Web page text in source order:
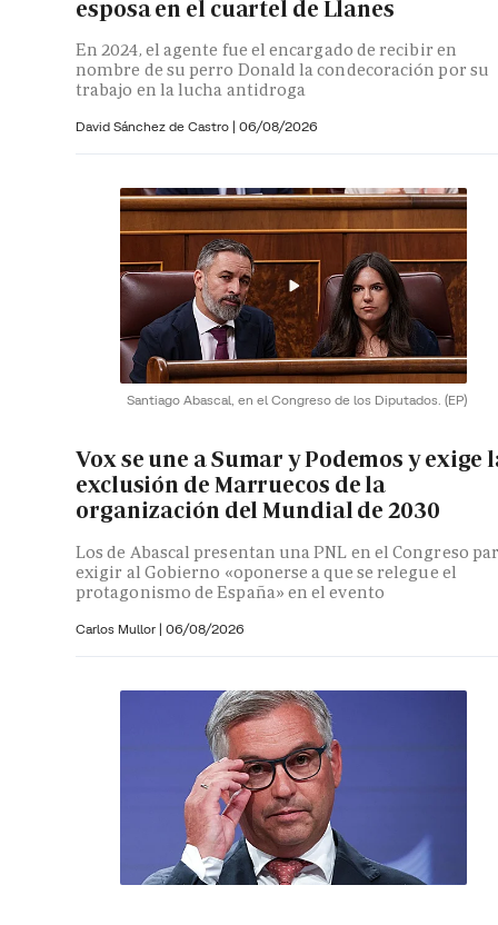
esposa en el cuartel de Llanes
En 2024, el agente fue el encargado de recibir en
nombre de su perro Donald la condecoración por su
trabajo en la lucha antidroga
David Sánchez de Castro | 06/08/2026
Santiago Abascal, en el Congreso de los Diputados. (EP)
Vox se une a Sumar y Podemos y exige
exclusión de Marruecos de la
organización del Mundial de 2030
Los de Abascal presentan una PNL en el Congreso
exigir al Gobierno «oponerse a que se relegue el
protagonismo de España» en el evento
Carlos Mullor | 06/08/2026